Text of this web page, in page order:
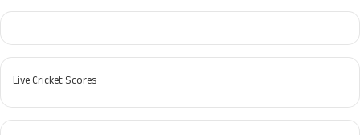
Live Cricket Scores